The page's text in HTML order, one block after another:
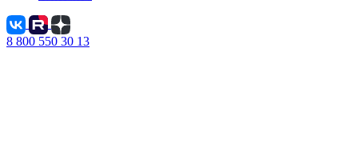
8 800 550 30 13